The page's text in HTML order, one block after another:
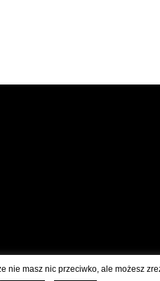
nie masz nic przeciwko, ale możesz